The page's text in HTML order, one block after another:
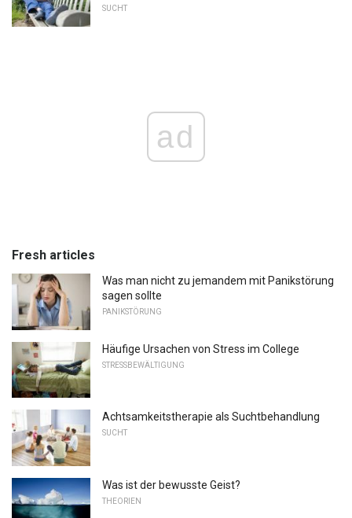
SUCHT
ad
Fresh articles
Was man nicht zu jemandem mit Panikstörung
sagen sollte
PANIKSTÖRUNG
Häufige Ursachen von Stress im College
STRESSBEWÄLTIGUNG
Achtsamkeitstherapie als Suchtbehandlung
SUCHT
Was ist der bewusste Geist?
THEORIEN